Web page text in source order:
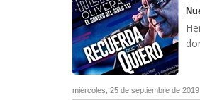
miércoles, 25 de septiembre de 2019